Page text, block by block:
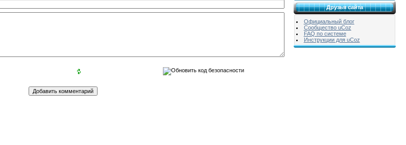
Друзья сайта
Официальный блог
Сообщество uCoz
FAQ по системе
Инструкции для uCoz